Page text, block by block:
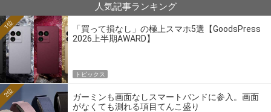
人気記事ランキング
「買って損なし」の極上スマホ5選【GoodsPress
2026上半期AWARD】
1位
トピックス
ガーミンも画面なしスマートバンドに参入。画面
がなくても測れる項目てんこ盛り
2位